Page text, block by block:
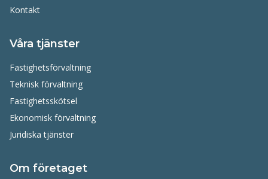
Kontakt
Våra tjänster
Fastighetsförvaltning
Teknisk förvaltning
Fastighetsskötsel
Ekonomisk förvaltning
Juridiska tjänster
Om företaget